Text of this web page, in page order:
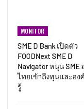
MONITOR
SME D Bank เปิดตัว
FOODNext SME D
Navigator หนุน SME
ไทยเข้าถึงทุนและอง
รู้